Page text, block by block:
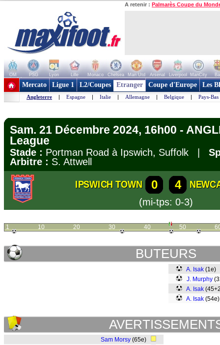
A retenir : Palmarès Coupe du
OM PSG Lyon Lille Monaco Chelsea Man Utd Arsenal Liverpool ManCity
+ de clubs
Mercato Ligue 1 L2/Coupes Etranger Coupe d'Europe Les
Angleterre | Espagne | Italie | Allemagne | Belgique | Pays-Bas
Sam. 21 Décembre 2024, 16h00 -
League
Stade : Portman Road à Ipswich, Suffolk |
Arbitre : S. Attwell
IPSWICH TOWN 0 4
(mi-tps: 0-3)
1 10 20 30 40 50
BUTEURS
A. Isak (1e)
J. Murphy
A. Isak
A. Isak
Sam Morsy (65e)